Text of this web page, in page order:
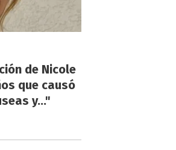
de Nicole
que causó
y..."